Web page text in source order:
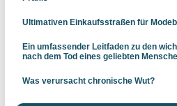
Ultimativen Einkaufsstraßen für
Ein umfassender Leitfaden zu den
nach dem Tod eines geliebten
Was verursacht chronische Wut?